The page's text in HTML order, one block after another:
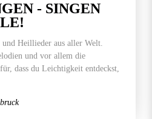
- SINGEN
Heillieder aus aller Welt.
und vor allem die
dass du Leichtigkeit entdeckst,